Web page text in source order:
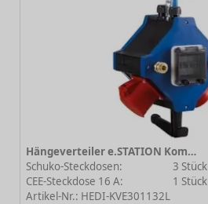
Hängeverteiler e.STATION Kombi Energie / Druckluft 19.5
Schuko-Steckdosen:
3 Stück
CEE-Steckdose 16 A:
1 Stück
Artikel-Nr.: HEDI-KVE301132L